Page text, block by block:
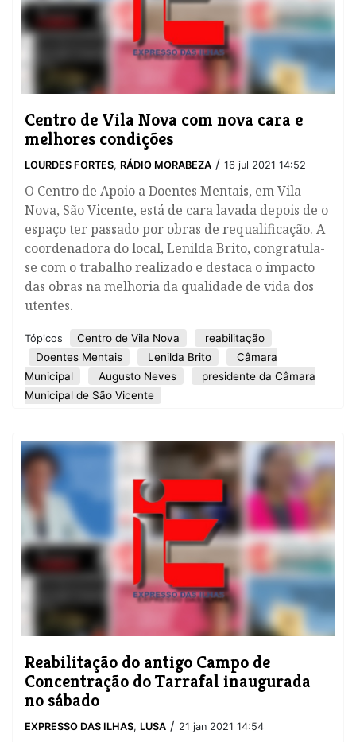
Centro de Vila Nova com nova cara e
melhores condições
LOURDES FORTES, RÁDIO MORABEZA / 16 jul 2021 14:52
​O Centro de Apoio a Doentes Mentais, em Vila
Nova, São Vicente, está de cara lavada depois de o
espaço ter passado por obras de requalificação. A
coordenadora do local, Lenilda Brito, congratula-
se com o trabalho realizado e destaca o impacto
das obras na melhoria da qualidade de vida dos
utentes.
Tópicos Centro de Vila Nova
reabilitação
Doentes Mentais
Lenilda Brito
Câmara
Municipal
Augusto Neves
presidente da Câmara
Municipal de São Vicente
Reabilitação do antigo Campo de
Concentração do Tarrafal inaugurada
no sábado
EXPRESSO DAS ILHAS, LUSA / 21 jan 2021 14:54